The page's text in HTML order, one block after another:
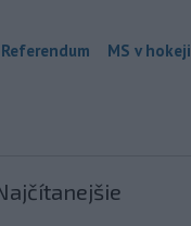
Referendum MS v hokeji